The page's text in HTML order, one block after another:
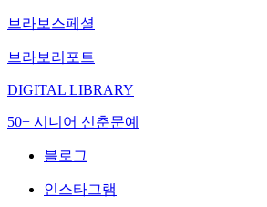
브라보스페셜
브라보리포트
DIGITAL LIBRARY
50+ 시니어 신춘문예
블로그
인스타그램